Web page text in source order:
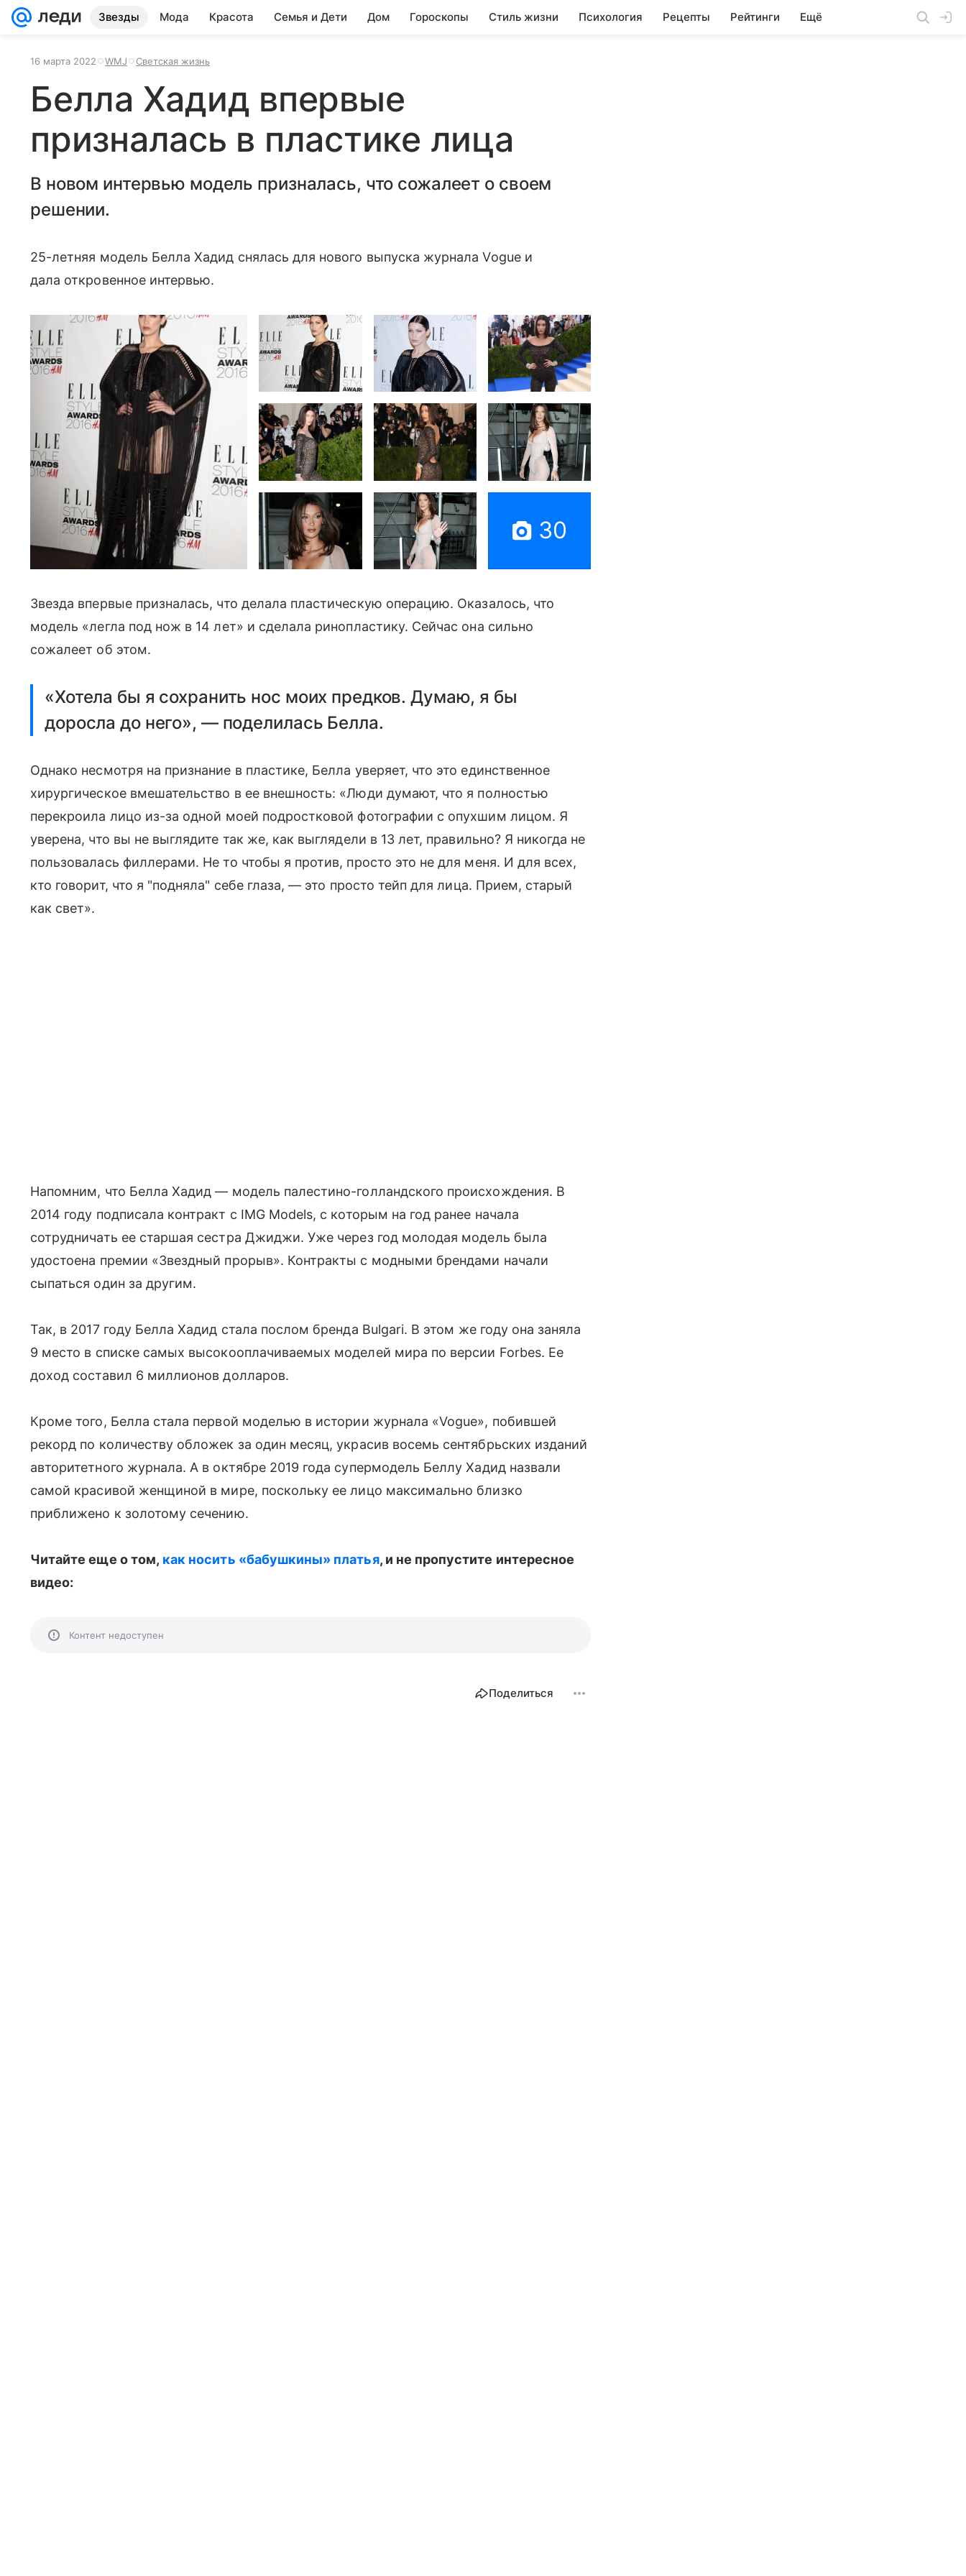
Звезды Мода Красота Семья и Дети Дом Гороскопы Стиль жизни Психология Рецепты Рейтинги Ещё
16 марта 2022 WMJ Светская жизнь
Белла Хадид впервые
призналась в пластике лица
В новом интервью модель призналась, что сожалеет о своем
решении.
25-летняя модель Белла Хадид снялась для нового выпуска журнала Vogue и
дала откровенное интервью.
30
Звезда впервые призналась, что делала пластическую операцию. Оказалось, что
модель «легла под нож в 14 лет» и сделала ринопластику. Сейчас она сильно
сожалеет об этом.
«Хотела бы я сохранить нос моих предков. Думаю, я бы
доросла до него», — поделилась Белла.
Однако несмотря на признание в пластике, Белла уверяет, что это единственное
хирургическое вмешательство в ее внешность: «Люди думают, что я полностью
перекроила лицо из-за одной моей подростковой фотографии с опухшим лицом. Я
уверена, что вы не выглядите так же, как выглядели в 13 лет, правильно? Я никогда не
пользовалась филлерами. Не то чтобы я против, просто это не для меня. И для всех,
кто говорит, что я "подняла" себе глаза, — это просто тейп для лица. Прием, старый
как свет».
Напомним, что Белла Хадид — модель палестино-голландского происхождения. В
2014 году подписала контракт с IMG Models, с которым на год ранее начала
сотрудничать ее старшая сестра Джиджи. Уже через год молодая модель была
удостоена премии «Звездный прорыв». Контракты с модными брендами начали
сыпаться один за другим.
Так, в 2017 году Белла Хадид стала послом бренда Bulgari. В этом же году она заняла
9 место в списке самых высокооплачиваемых моделей мира по версии Forbes. Ее
доход составил 6 миллионов долларов.
Кроме того, Белла стала первой моделью в истории журнала «Vogue», побившей
рекорд по количеству обложек за один месяц, украсив восемь сентябрьских изданий
авторитетного журнала. А в октябре 2019 года супермодель Беллу Хадид назвали
самой красивой женщиной в мире, поскольку ее лицо максимально близко
приближено к золотому сечению.
Читайте еще о том, как носить «бабушкины» платья, и не пропустите интересное
видео:
Контент недоступен
Поделиться